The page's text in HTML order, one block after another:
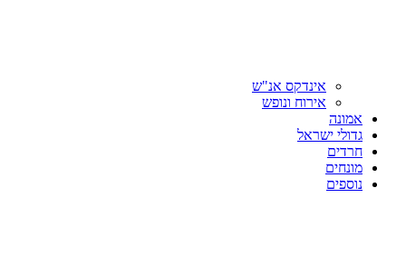
אינדקס אנ"ש
אירוח ונופש
אמונה
גדולי ישראל
חרדים
מונחים
נוספים